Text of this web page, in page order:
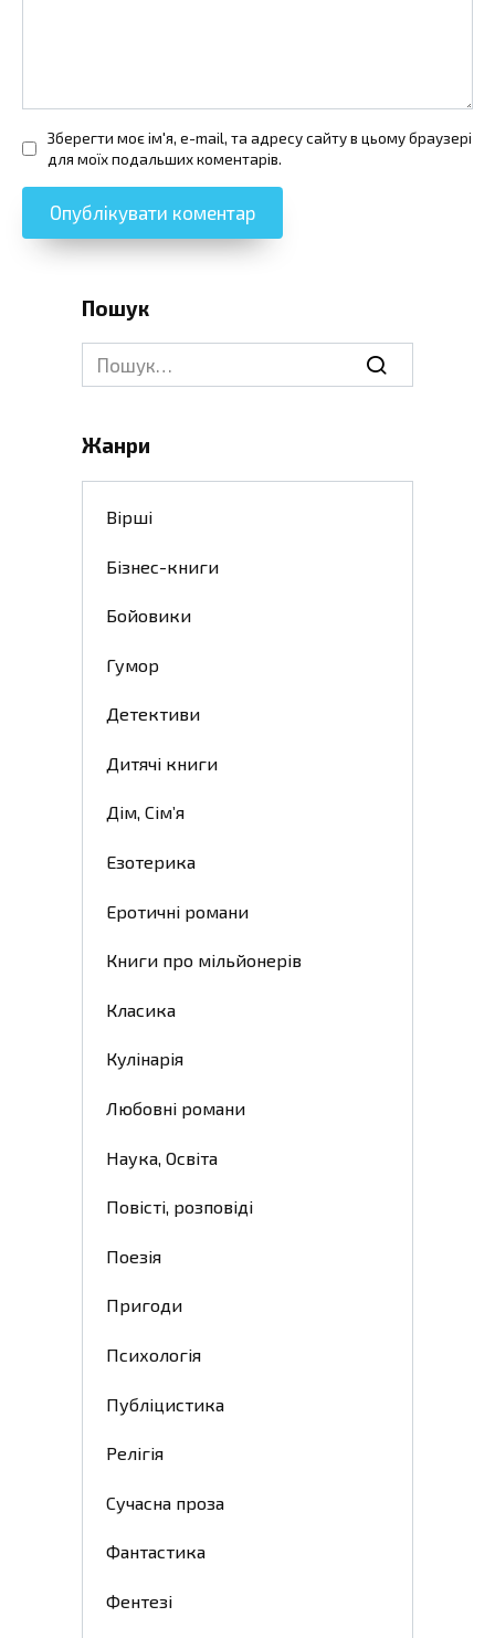
Зберегти моє ім'я, e-mail, та адресу сайту в цьому браузері
для моїх подальших коментарів.
Пошук
Search
for:
Жанри
Вірші
Бізнес-книги
Бойовики
Гумор
Детективи
Дитячі книги
Дім, Сім’я
Езотерика
Еротичні романи
Книги про мільйонерів
Класика
Кулінарія
Любовні романи
Наука, Освіта
Повісті, розповіді
Поезія
Пригоди
Психологія
Публіцистика
Релігія
Сучасна проза
Фантастика
Фентезі